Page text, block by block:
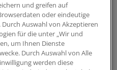
Sie hinter das tägliche
Mit Analysen,
auf Themen, die die Agenda
und greifen auf
oder eindeutige
Auswahl von Akzeptieren
für die unter „Wir und
um Ihnen Dienste
Durch Auswahl von Alle
werden diese